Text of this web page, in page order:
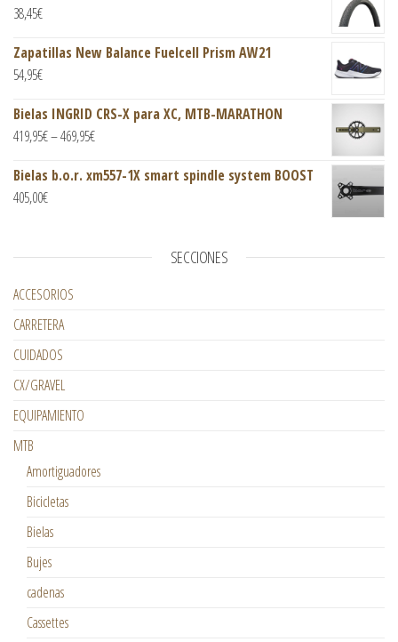
38,45€
Zapatillas New Balance Fuelcell Prism AW21
54,95€
Bielas INGRID CRS-X para XC, MTB-MARATHON
419,95€–469,95€
Bielas b.o.r. xm557-1X smart spindle system BOOST
405,00€
SECCIONES
ACCESORIOS
CARRETERA
CUIDADOS
CX/GRAVEL
EQUIPAMIENTO
MTB
Amortiguadores
Bicicletas
Bielas
Bujes
cadenas
Cassettes